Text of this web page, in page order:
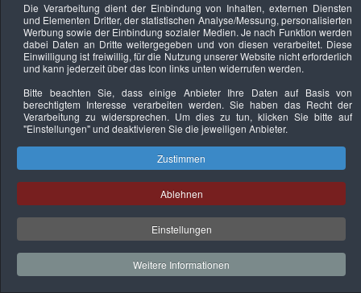
Keine Termine
Datenschutzerklärung Urheberrechtsnachweise Nachhaltigkeit
Copyright © 2026. Bundesverband Deutscher
Sachverständiger und Fachgutachter e.V..
Die Verarbeitung dient der Einbindung von Inhalten, externen Diensten
und Elementen Dritter, der statistischen Analyse/Messung, personalisierten
Werbung sowie der Einbindung sozialer Medien. Je nach Funktion werden
dabei Daten an Dritte weitergegeben und von diesen verarbeitet. Diese
Einwilligung ist freiwillig, für die Nutzung unserer Website nicht erforderlich
und kann jederzeit über das Icon links unten widerrufen werden.
Bitte beachten Sie, dass einige Anbieter Ihre Daten auf Basis von
berechtigtem Interesse verarbeiten werden. Sie haben das Recht der
Verarbeitung zu widersprechen. Um dies zu tun, klicken Sie bitte auf
"Einstellungen"und deaktivieren Sie die jeweiligen Anbieter.
Zustimmen
Ablehnen
Einstellungen
Weitere Informationen